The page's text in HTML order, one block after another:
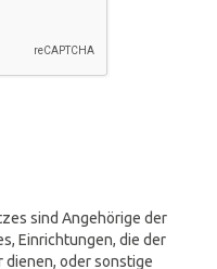
sind Angehörige der
Einrichtungen, die der
dienen, oder sonstige